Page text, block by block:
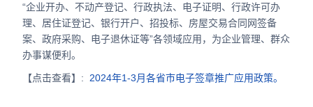
“企业开办、不动产登记、行政执法、电子证明、行政许可办
理、居住证登记、银行开户、招投标、房屋交易合同网签备
案、政府采购、电子退休证等”各领域应用，为企业管理、群众
办事谋便利。
【点击查看】: 2024年1-3月各省市电子签章推广应用政策。